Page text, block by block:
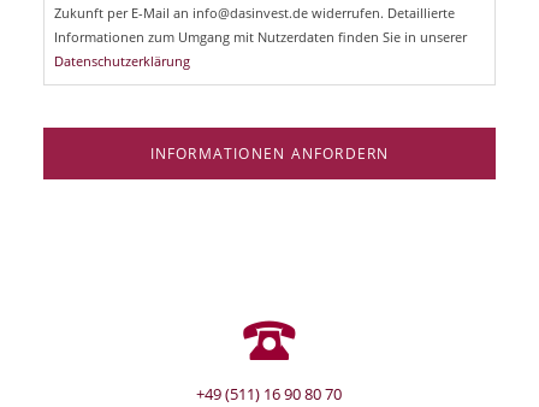
Zukunft per E-Mail an info@dasinvest.de widerrufen. Detaillierte
Informationen zum Umgang mit Nutzerdaten finden Sie in unserer
Datenschutzerklärung
INFORMATIONEN ANFORDERN
+49 (511) 16 90 80 70